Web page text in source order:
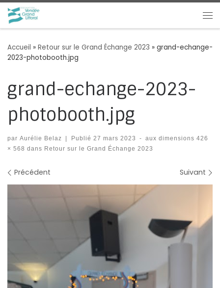
Passer au contenu
Accueil » Retour sur le Grand Échange 2023 » grand-echange-
2023-photobooth.jpg
grand-echange-2023-
photobooth.jpg
par Aurélie Belaz | Publié 27 mars 2023 - aux dimensions 426
× 568 dans Retour sur le Grand Échange 2023
Navigation des images
Précédent Suivant